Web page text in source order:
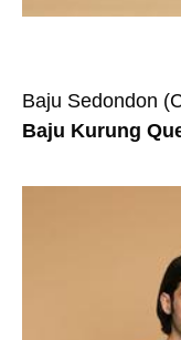
Baju Sedondon
Baju Kurung